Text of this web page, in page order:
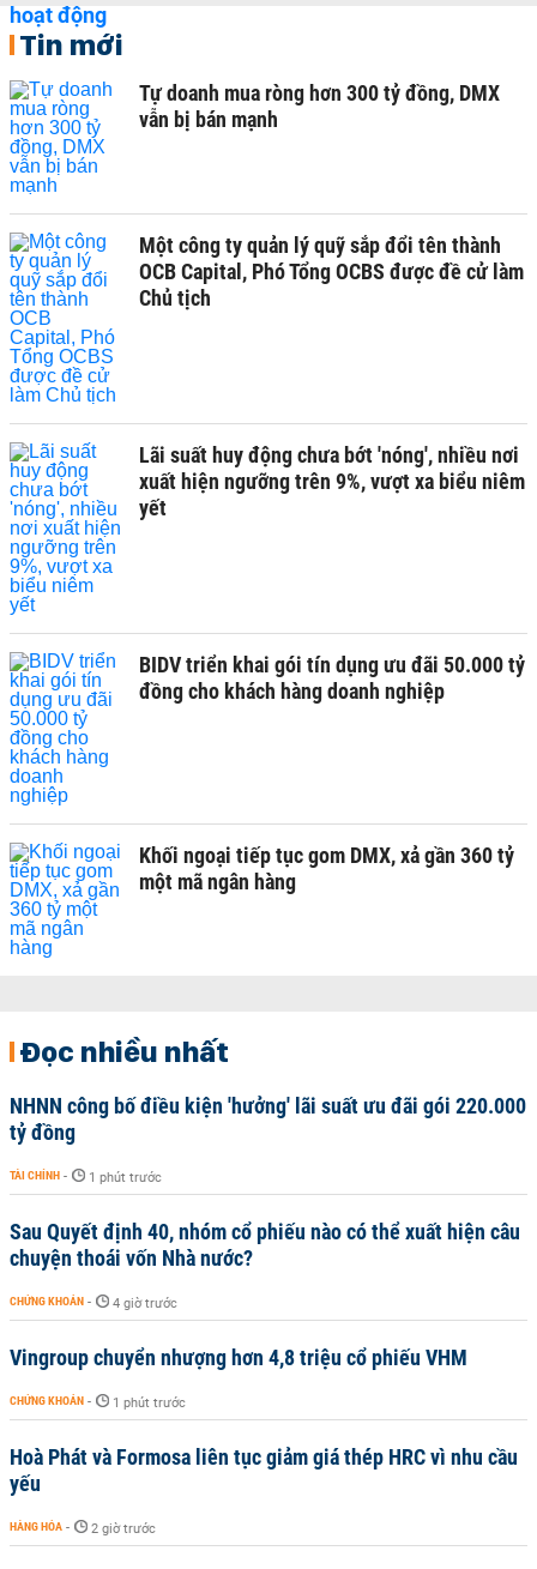
Tin mới
Tự doanh mua ròng hơn 300 tỷ đồng, DMX
vẫn bị bán mạnh
Một công ty quản lý quỹ sắp đổi tên thành
OCB Capital, Phó Tổng OCBS được đề cử làm
Chủ tịch
Lãi suất huy động chưa bớt 'nóng', nhiều nơi
xuất hiện ngưỡng trên 9%, vượt xa biểu niêm
yết
BIDV triển khai gói tín dụng ưu đãi 50.000 tỷ
đồng cho khách hàng doanh nghiệp
Khối ngoại tiếp tục gom DMX, xả gần 360 tỷ
một mã ngân hàng
Đọc nhiều nhất
NHNN công bố điều kiện 'hưởng' lãi suất ưu đãi gói 220.000
tỷ đồng
TÀI CHÍNH - 1 phút trước
Sau Quyết định 40, nhóm cổ phiếu nào có thể xuất hiện câu
chuyện thoái vốn Nhà nước?
CHỨNG KHOÁN - 4 giờ trước
Vingroup chuyển nhượng hơn 4,8 triệu cổ phiếu VHM
CHỨNG KHOÁN - 1 phút trước
Hoà Phát và Formosa liên tục giảm giá thép HRC vì nhu cầu
yếu
HÀNG HÓA - 2 giờ trước